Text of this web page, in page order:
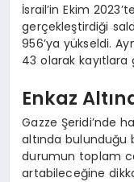
İsrail’in Ekim
gerçekleştirdiği
956’ya yükseldi.
43 olarak kayıtlara
Enkaz
Gazze Şeridi’nde
altında bulunduğu
durumun toplam
artabileceğine